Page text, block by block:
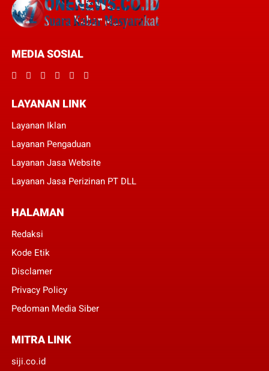
MEDIA SOSIAL
LAYANAN LINK
Layanan Iklan
Layanan Pengaduan
Layanan Jasa Website
Layanan Jasa Perizinan PT DLL
HALAMAN
Redaksi
Kode Etik
Disclamer
Privacy Policy
Pedoman Media Siber
MITRA LINK
siji.co.id